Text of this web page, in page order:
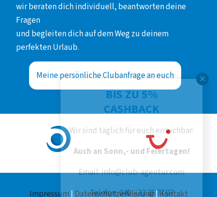
wir beraten dich individuell, beantworten deine
Fragen
und begleiten dich auf dem Weg zu deinem
perfekten Urlaub.
Meine persönliche Clubanfrage an euch
Impressum | Datenschutzerklärung|Kontakt
BIS ZU 5%
CASHBACK
Wir sind täglich für euch erreichbar:
Auch an Sonn,- und Feiertagen!
Email: info@club-agentur.com
Telefon: 040 – 33 35 77 07